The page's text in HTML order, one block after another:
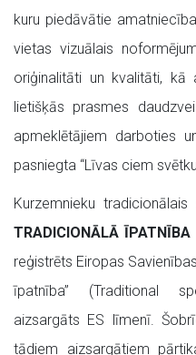
kuru piedāvātie
vietas vizuālais
oriģinalitāti un kvalitāti,
lietišķās prasmes
apmeklētājiem darboties
pasniegta “Līvas ciem
Kurzemnieku
TRADICIONĀLĀ ĪPATNĪBA
reģistrēts Eiropas
īpatnība” (Traditional
aizsargāts ES līmenī.
tādiem aizsargātiem